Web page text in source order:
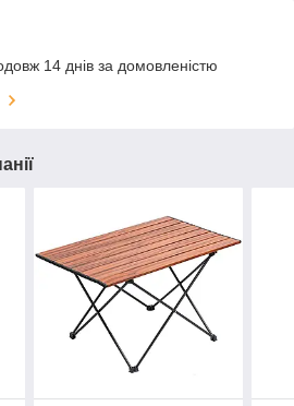
14 днів за домовленістю